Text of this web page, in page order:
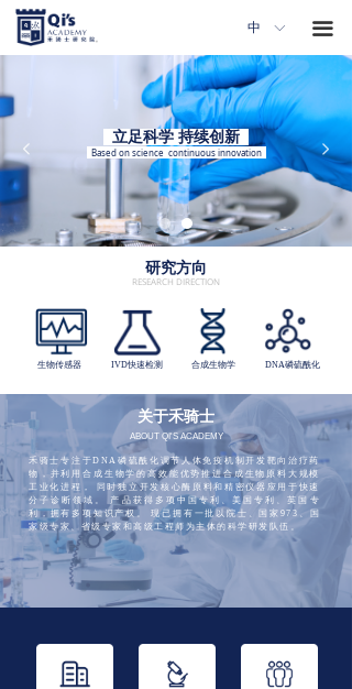
끀
끀
ꀅ
中
立足科学 持续创新
Based on science continuous innovation
넳 넲
研究方向
RESEARCH DIRECTION
关于禾骑士
ABOUT QI'S ACADEMY
禾骑士专注于DNA磷硫酰化调节人体免疫机制开发靶向治疗药
物，并利用合成生物学的高效能优势推进合成生物原料大规模
工业化进程， 同时独立开发核心酶原料和精密仪器应用于快速
分子诊断领域。 产品获得多项中国专利、美国专利、英国专
利，拥有多项知识产权。 现已拥有一批以院士、国家973、国
家级专家、省级专家和高级工程师为主体的科学研发队伍。
生物传感器 IVD快速检测 合成生物学 DNA磷硫酰化